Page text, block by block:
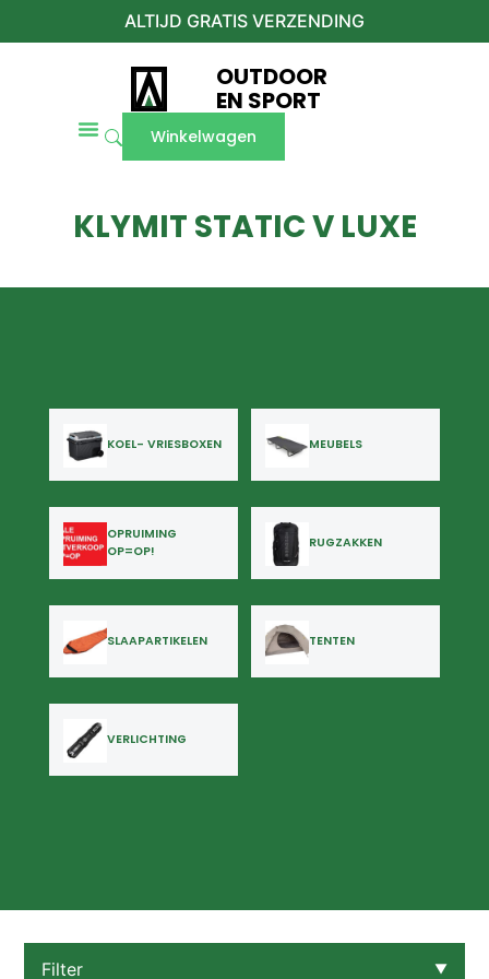
ALTIJD GRATIS VERZENDING
OUTDOOR
EN SPORT
Winkelwagen
KLYMIT STATIC V LUXE
KOEL- VRIESBOXEN MEUBELS
OPRUIMING
OP=OP!
RUGZAKKEN
SLAAPARTIKELEN TENTEN
VERLICHTING
Filter ▼